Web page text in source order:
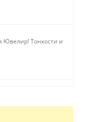
Ювелир! Тонкости и